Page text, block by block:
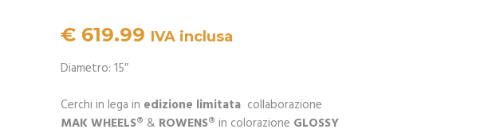
€ 619.99 IVA inclusa
Diametro: 15″
Cerchi in lega in edizione limitata collaborazione
MAK WHEELS® & ROWENS®in colorazione GLOSSY